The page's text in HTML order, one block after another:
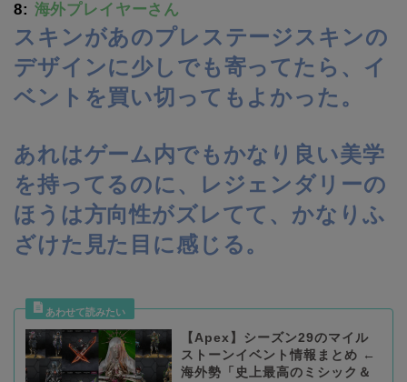
8: 海外プレイヤーさん
スキンがあのプレステージスキンの
デザインに少しでも寄ってたら、イ
ベントを買い切ってもよかった。
あれはゲーム内でもかなり良い美学
を持ってるのに、レジェンダリーの
ほうは方向性がズレてて、かなりふ
ざけた見た目に感じる。
【Apex】シーズン29のマイル
ストーンイベント情報まとめ ←
海外勢「史上最高のミシック＆